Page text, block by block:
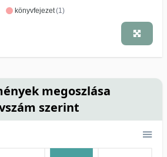
könyvfejezet(1)
megoszlása
szerint